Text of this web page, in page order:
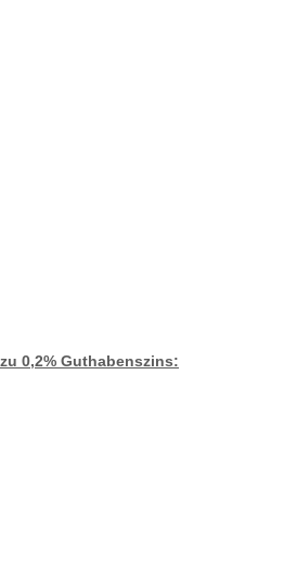
0,2% Guthabenszins: